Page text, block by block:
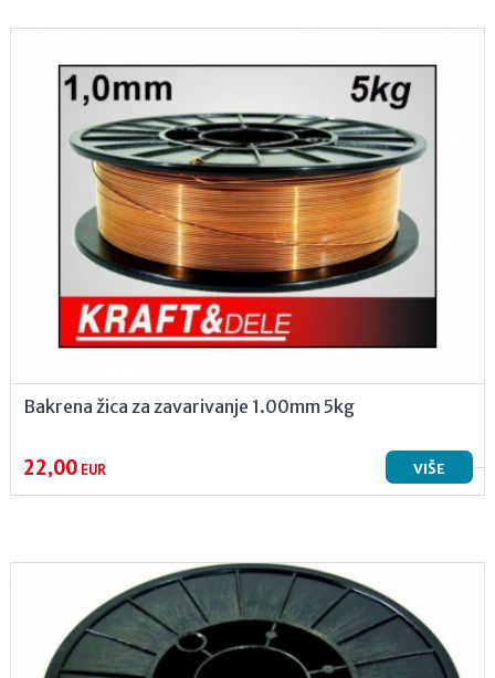
Bakrena žica za zavarivanje 1.00mm 5kg
22,00EUR VIŠE